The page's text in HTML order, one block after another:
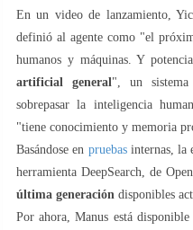
En un video de lanzamiento,
definió al agente como "el
humanos y máquinas. Y
artificial general ", un sistema
sobrepasar la inteligencia
"tiene conocimiento y memoria
Basándose en pruebasinternas, la
herramienta DeepSearch, de
última generación disponibles
Por ahora, Manus está disponible